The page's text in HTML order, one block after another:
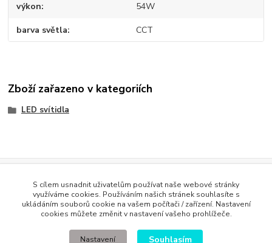
výkon 54W
barva světla CCT
Zboží zařazeno v kategoriích
LED svítidla
Podle zákona o evidenci tržeb je prodávající povinen vystavit
kupujícímu účtenku. Zároveň je povinen zaevidovat přijatou tržbu u
správce daně online; v případě technického výpadku pak nejpozději do
S cílem usnadnit uživatelům používat naše webové stránky
využíváme cookies. Používáním našich stránek souhlasíte s
ukládáním souborů cookie na vašem počítači / zařízení. Nastavení
cookies můžete změnit v nastavení vašeho prohlížeče.
Nastavení Souhlasím